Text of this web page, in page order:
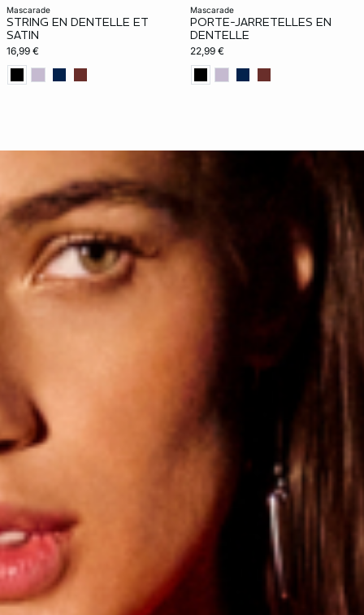
mascarade
STRING EN DENTELLE ET
SATIN
16,99 €
mascarade
PORTE-JARRETELLES EN
DENTELLE
22,99 €